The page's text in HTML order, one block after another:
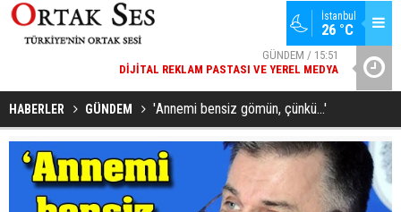
İstanbul
26 °C
GÜNDEM / 15:51
DIJITAL REKLAM PASTASI VE YEREL MEDYA
GENÇLERBIRLIĞI SPOR KULÜBÜNDEN AÇIKLAMA GELDI
HABERLER GÜNDEM 'Annemi bensiz gömün, çünkü...'